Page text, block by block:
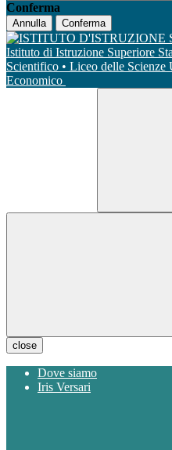
Conferma
Annulla Conferma
Istituto di Istruzione Superiore
Scientifico • Liceo delle Scienze
Economico
close
Dove siamo
Iris Versari